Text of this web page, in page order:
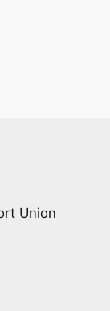
Union